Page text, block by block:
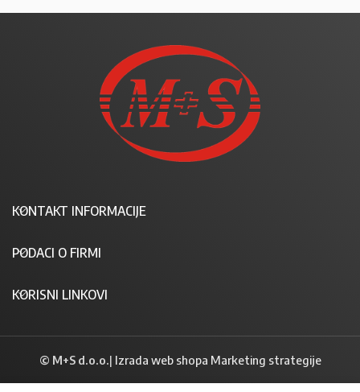
KONTAKT INFORMACIJE
PODACI O FIRMI
KORISNI LINKOVI
© M+S d.o.o.| Izrada web shopa Marketing strategije